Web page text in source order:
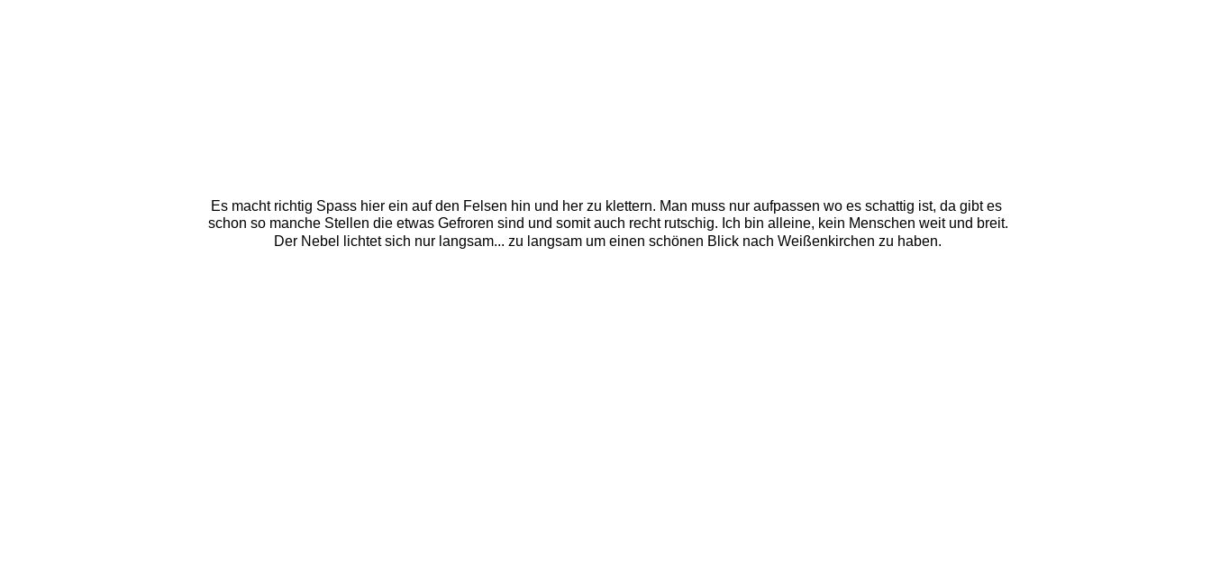
Es macht richtig Spass hier ein auf den Felsen hin und her zu klettern. Man muss nur aufpassen wo es schattig ist, da gibt es
schon so manche Stellen die etwas Gefroren sind und somit auch recht rutschig. Ich bin alleine, kein Menschen weit und breit.
Der Nebel lichtet sich nur langsam... zu langsam um einen schönen Blick nach Weißenkirchen zu haben.